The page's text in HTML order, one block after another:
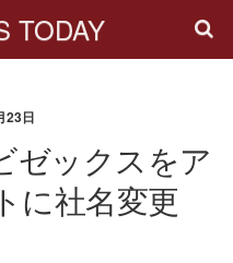
TODAY
23日
ゼックスをア
に社名変更